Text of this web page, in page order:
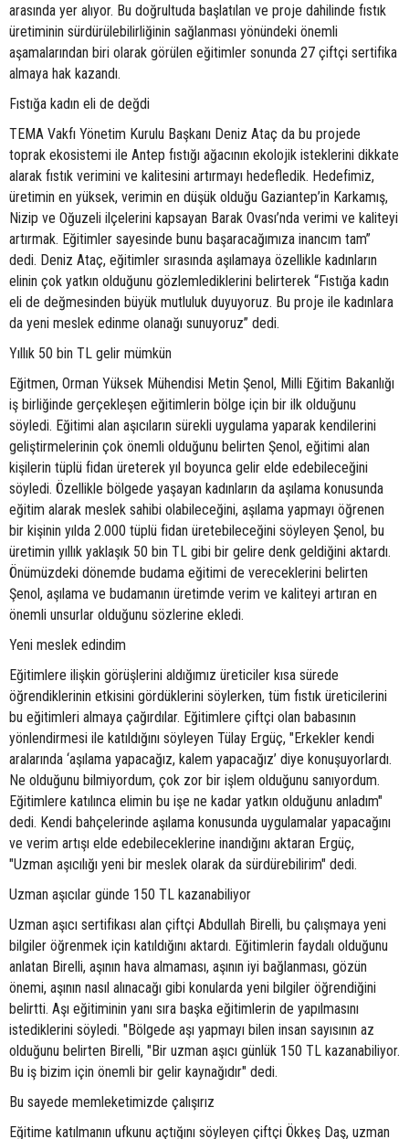
arasında yer alıyor. Bu doğrultuda başlatılan ve proje dahilinde fıstık
üretiminin sürdürülebilirliğinin sağlanması yönündeki önemli
aşamalarından biri olarak görülen eğitimler sonunda 27 çiftçi sertifika
almaya hak kazandı.
Fıstığa kadın eli de değdi
TEMA Vakfı Yönetim Kurulu Başkanı Deniz Ataç da bu projede
toprak ekosistemi ile Antep fıstığı ağacının ekolojik isteklerini dikkate
alarak fıstık verimini ve kalitesini artırmayı hedefledik. Hedefimiz,
üretimin en yüksek, verimin en düşük olduğu Gaziantep’in Karkamış,
Nizip ve Oğuzeli ilçelerini kapsayan Barak Ovası’nda verimi ve kaliteyi
artırmak. Eğitimler sayesinde bunu başaracağımıza inancım tam”
dedi. Deniz Ataç, eğitimler sırasında aşılamaya özellikle kadınların
elinin çok yatkın olduğunu gözlemlediklerini belirterek “Fıstığa kadın
eli de değmesinden büyük mutluluk duyuyoruz. Bu proje ile kadınlara
da yeni meslek edinme olanağı sunuyoruz” dedi.
Yıllık 50 bin TL gelir mümkün
Eğitmen, Orman Yüksek Mühendisi Metin Şenol, Milli Eğitim Bakanlığı
iş birliğinde gerçekleşen eğitimlerin bölge için bir ilk olduğunu
söyledi. Eğitimi alan aşıcıların sürekli uygulama yaparak kendilerini
geliştirmelerinin çok önemli olduğunu belirten Şenol, eğitimi alan
kişilerin tüplü fidan üreterek yıl boyunca gelir elde edebileceğini
söyledi. Özellikle bölgede yaşayan kadınların da aşılama konusunda
eğitim alarak meslek sahibi olabileceğini, aşılama yapmayı öğrenen
bir kişinin yılda 2.000 tüplü fidan üretebileceğini söyleyen Şenol, bu
üretimin yıllık yaklaşık 50 bin TL gibi bir gelire denk geldiğini aktardı.
Önümüzdeki dönemde budama eğitimi de vereceklerini belirten
Şenol, aşılama ve budamanın üretimde verim ve kaliteyi artıran en
önemli unsurlar olduğunu sözlerine ekledi.
Yeni meslek edindim
Eğitimlere ilişkin görüşlerini aldığımız üreticiler kısa sürede
öğrendiklerinin etkisini gördüklerini söylerken, tüm fıstık üreticilerini
bu eğitimleri almaya çağırdılar. Eğitimlere çiftçi olan babasının
yönlendirmesi ile katıldığını söyleyen Tülay Ergüç, "Erkekler kendi
aralarında ‘aşılama yapacağız, kalem yapacağız’ diye konuşuyorlardı.
Ne olduğunu bilmiyordum, çok zor bir işlem olduğunu sanıyordum.
Eğitimlere katılınca elimin bu işe ne kadar yatkın olduğunu anladım"
dedi. Kendi bahçelerinde aşılama konusunda uygulamalar yapacağını
ve verim artışı elde edebileceklerine inandığını aktaran Ergüç,
"Uzman aşıcılığı yeni bir meslek olarak da sürdürebilirim" dedi.
Uzman aşıcılar günde 150 TL kazanabiliyor
Uzman aşıcı sertifikası alan çiftçi Abdullah Birelli, bu çalışmaya yeni
bilgiler öğrenmek için katıldığını aktardı. Eğitimlerin faydalı olduğunu
anlatan Birelli, aşının hava almaması, aşının iyi bağlanması, gözün
önemi, aşının nasıl alınacağı gibi konularda yeni bilgiler öğrendiğini
belirtti. Aşı eğitiminin yanı sıra başka eğitimlerin de yapılmasını
istediklerini söyledi. "Bölgede aşı yapmayı bilen insan sayısının az
olduğunu belirten Birelli, "Bir uzman aşıcı günlük 150 TL kazanabiliyor.
Bu iş bizim için önemli bir gelir kaynağıdır" dedi.
Bu sayede memleketimizde çalışırız
Eğitime katılmanın ufkunu açtığını söyleyen çiftçi Ökkeş Daş, uzman